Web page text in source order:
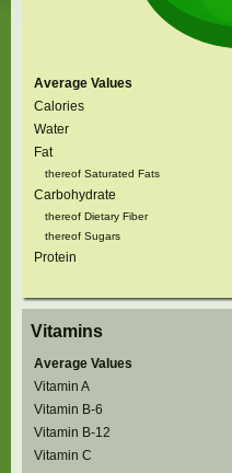
Average Values
Calories
Water
Fat
thereof Saturated Fats
Carbohydrate
thereof Dietary Fiber
thereof Sugars
Protein
Vitamins
Average Values
Vitamin A
Vitamin B-6
Vitamin B-12
Vitamin C